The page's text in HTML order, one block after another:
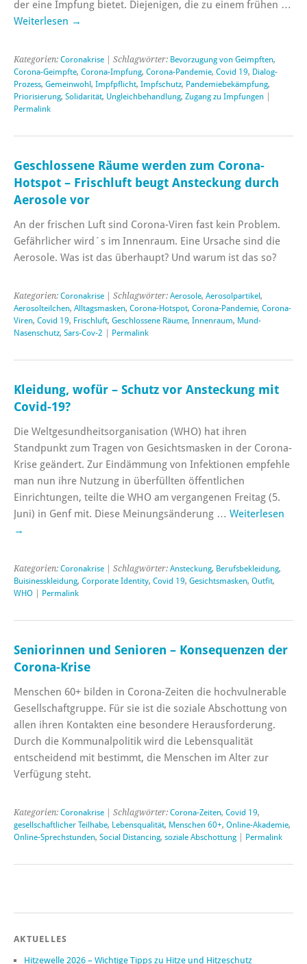
der eine Impfung bietet. Diejenigen, die zu einem frühen …
Weiterlesen →
Kategorien: Coronakrise | Schlagwörter: Bevorzugung von Geimpften,
Corona-Geimpfte, Corona-Impfung, Corona-Pandemie, Covid 19, Dialog-
Prozess, Gemeinwohl, Impfpflicht, Impfschutz, Pandemiebekämpfung,
Priorisierung, Solidarität, Ungleichbehandlung, Zugang zu Impfungen
Permalink
Geschlossene Räume werden zum Corona-
Hotspot – Frischluft beugt Ansteckung durch
Aerosole vor
An der frischen Luft sind Corona-Viren fast kein Problem.
Gefährlicher wird´s im Innenraum. Eine Ursache sind die
Aerosole. Was ist das überhaupt? Und warum ist das so?
Kategorien: Coronakrise | Schlagwörter: Aerosole, Aerosolpartikel,
Aerosolteilchen, Alltagsmasken, Corona-Hotspot, Corona-Pandemie, Corona-
Viren, Covid 19, Frischluft, Geschlossene Räume, Innenraum, Mund-
Nasenschutz, Sars-Cov-2 Permalink
Kleidung, wofür – Schutz vor Ansteckung mit
Covid-19?
Die Weltgesundheitsorganisation (WHO) hat ihren
Standpunkt zum Tragen von Gesichtsmasken in der Corona-
Krise geändert. Zur Eindämmung von Infektionen empfehle
man nun ihre Nutzung in überfüllten öffentlichen
Einrichtungen, teilte die WHO am vergangenen Freitag (5.
Juni) in Genf mit. Diese Meinungsänderung … Weiterlesen
→
Kategorien: Coronakrise | Schlagwörter: Ansteckung, Berufsbekleidung,
Buisinesskleidung, Corporate Identity, Covid 19, Gesichtsmasken, Outfit,
WHO
Permalink
Seniorinnen und Senioren – Konsequenzen der
Corona-Krise
Menschen 60+ bilden in Corona-Zeiten die hochvulnerable
Gesellschaftgruppe. Für sie ist die soziale Abschottung von
allen ihren Kontakten eine besondere Herausforderung.
Durch die Kommunalpolitik wird die Lebensqualität
entscheidend mit bestimmt, die Menschen im Alter zur
Verfügung steht.
Kategorien: Coronakrise | Schlagwörter: Corona-Zeiten, Covid 19,
gesellschaftlicher Teilhabe, Lebensqualität, Menschen 60+, Online-Akademie,
Online-Sprechstunden, Social Distancing, soziale Abschottung Permalink
AKTUELLES
Hitzewelle 2026 – Wichtige Tipps zu Hitze und Hitzeschutz